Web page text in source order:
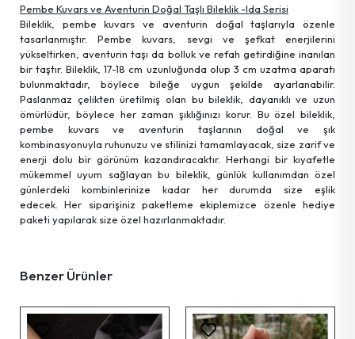
Pembe Kuvars ve Aventurin Doğal Taşlı Bileklik -Ida Serisi
Bileklik, pembe kuvars ve aventurin doğal taşlarıyla özenle
tasarlanmıştır. Pembe kuvars, sevgi ve şefkat enerjilerini
yükseltirken, aventurin taşı da bolluk ve refah getirdiğine inanılan
bir taştır. Bileklik, 17-18 cm uzunluğunda olup 3 cm uzatma aparatı
bulunmaktadır, böylece bileğe uygun şekilde ayarlanabilir.
Paslanmaz çelikten üretilmiş olan bu bileklik, dayanıklı ve uzun
ömürlüdür, böylece her zaman şıklığınızı korur. Bu özel bileklik,
pembe kuvars ve aventurin taşlarının doğal ve şık
kombinasyonuyla ruhunuzu ve stilinizi tamamlayacak, size zarif ve
enerji dolu bir görünüm kazandıracaktır. Herhangi bir kıyafetle
mükemmel uyum sağlayan bu bileklik, günlük kullanımdan özel
günlerdeki kombinlerinize kadar her durumda size eşlik
edecek. Her siparişiniz paketleme ekiplemizce özenle hediye
paketi yapılarak size özel hazırlanmaktadır.
Benzer Ürünler